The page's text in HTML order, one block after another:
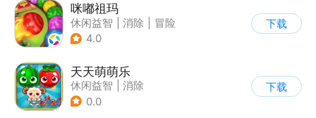
咪嘟祖玛
休闲益智 消除
冒险
| 儿童游戏
4.0
下载
天天萌萌乐
休闲益智
消除
0.0
下载